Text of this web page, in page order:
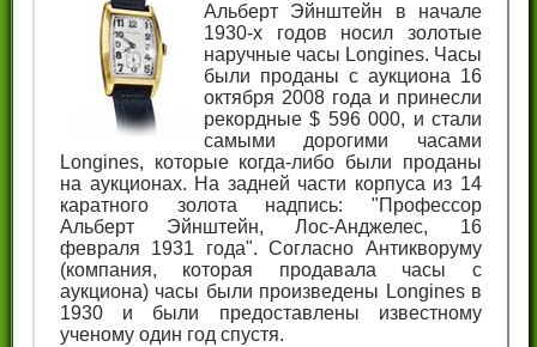
Альберт Эйнштейн в начале
1930-х годов носил золотые
наручные часы Longines. Часы
были проданы с аукциона 16
октября 2008 года и принесли
рекордные $ 596 000, и стали
самыми дорогими часами
Longines, которые когда-либо были проданы
на аукционах. На задней части корпуса из 14
каратного золота надпись: "Профессор
Альберт Эйнштейн, Лос-Анджелес, 16
февраля 1931 года". Согласно Антикворуму
(компания, которая продавала часы с
аукциона) часы были произведены Longines в
1930 и были предоставлены известному
ученому один год спустя.